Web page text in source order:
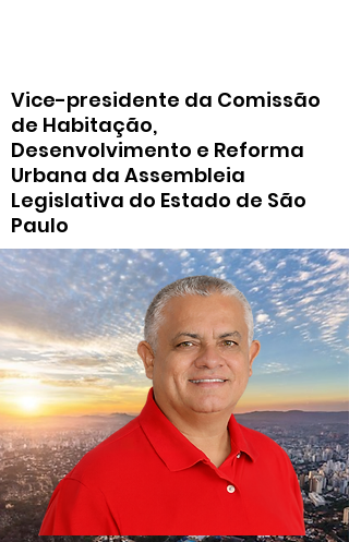
Vice-presidente da Comissão
de Habitação,
Desenvolvimento e Reforma
Urbana da Assembleia
Legislativa do Estado de São
Paulo